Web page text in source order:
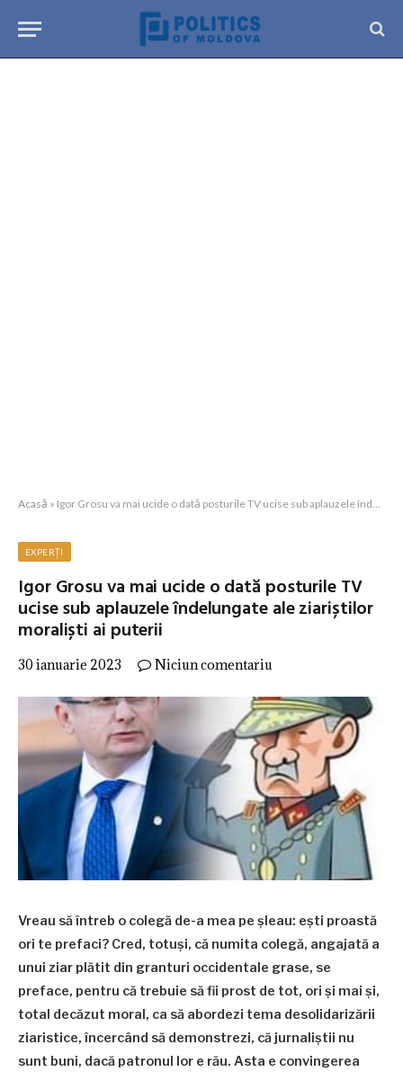
Acasă » Igor Grosu va mai ucide o dată posturile TV ucise sub aplauzele îndelungate ale ziariștilor moraliști ai puterii
EXPERȚI
Igor Grosu va mai ucide o dată posturile TV
ucise sub aplauzele îndelungate ale ziariștilor
moraliști ai puterii
30 ianuarie 2023 Niciun comentariu
Vreau să întreb o colegă de-a mea pe șleau: ești proastă
ori te prefaci? Cred, totuși, că numita colegă, angajată a
unui ziar plătit din granturi occidentale grase, se
preface, pentru că trebuie să fii prost de tot, ori și mai și,
total decăzut moral, ca să abordezi tema desolidarizării
ziaristice, încercând să demonstrezi, că jurnaliștii nu
sunt buni, dacă patronul lor e rău. Asta e convingerea